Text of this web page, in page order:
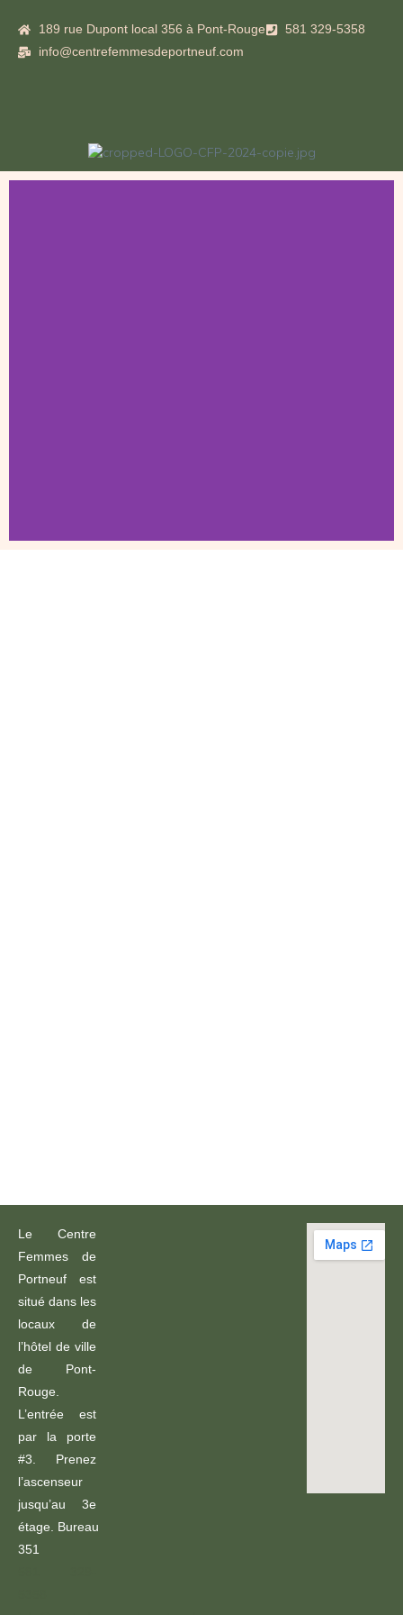
189 rue Dupont local 356 à Pont-Rouge
581 329-5358
info@centrefemmesdeportneuf.com
Le Centre
Femmes de
Portneuf est
situé dans les
locaux de
l’hôtel de ville
de Pont-
Rouge.
L’entrée est
par la porte
#3. Prenez
l’ascenseur
jusqu’au 3e
étage. Bureau
351